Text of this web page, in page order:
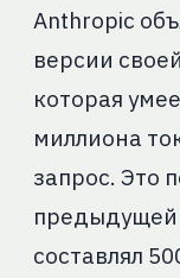
Anthropic
версии
которая
миллиона
запрос. Это
предыдущей
составлял